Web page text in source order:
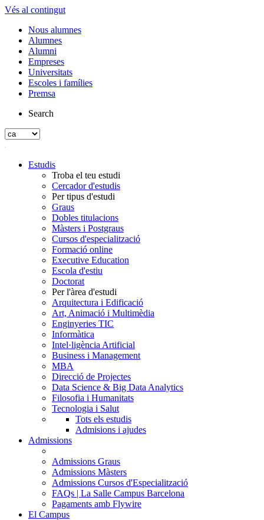
Vés al contingut
Nous alumnes
Alumnes
Alumni
Empreses
Universitats
Escoles i famílies
Premsa
Search
Estudis
Troba el teu estudi
Cercador d'estudis
Per tipus d'estudi
Graus
Dobles titulacions
Màsters i Postgraus
Cursos d'especialització
Formació online
Executive Education
Escola d'estiu
Doctorat
Per l'àrea d'estudi
Arquitectura i Edificació
Art, Animació i Multimèdia
Enginyeries TIC
Informàtica
Intel·ligència Artificial
Business i Management
MBA
Direcció de Projectes
Data Science & Big Data Analytics
Filosofia i Humanitats
Tecnologia i Salut
Tots els estudis
Admisions i ajudes
Admissions
Admissions Graus
Admissions Màsters
Admissions Cursos d'Especialització
FAQs | La Salle Campus Barcelona
Pagaments amb Flywire
El Campus